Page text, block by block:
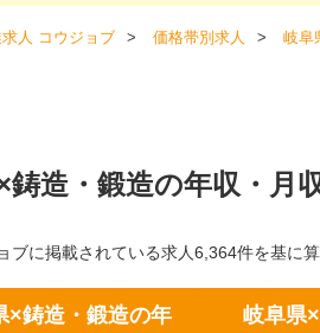
人 コウジョブ 価格帯別求人 岐阜
鋳造・鍛造の年収・月
ブに掲載されている求人6,364件を基に
×鋳造・鍛造の年
岐阜県